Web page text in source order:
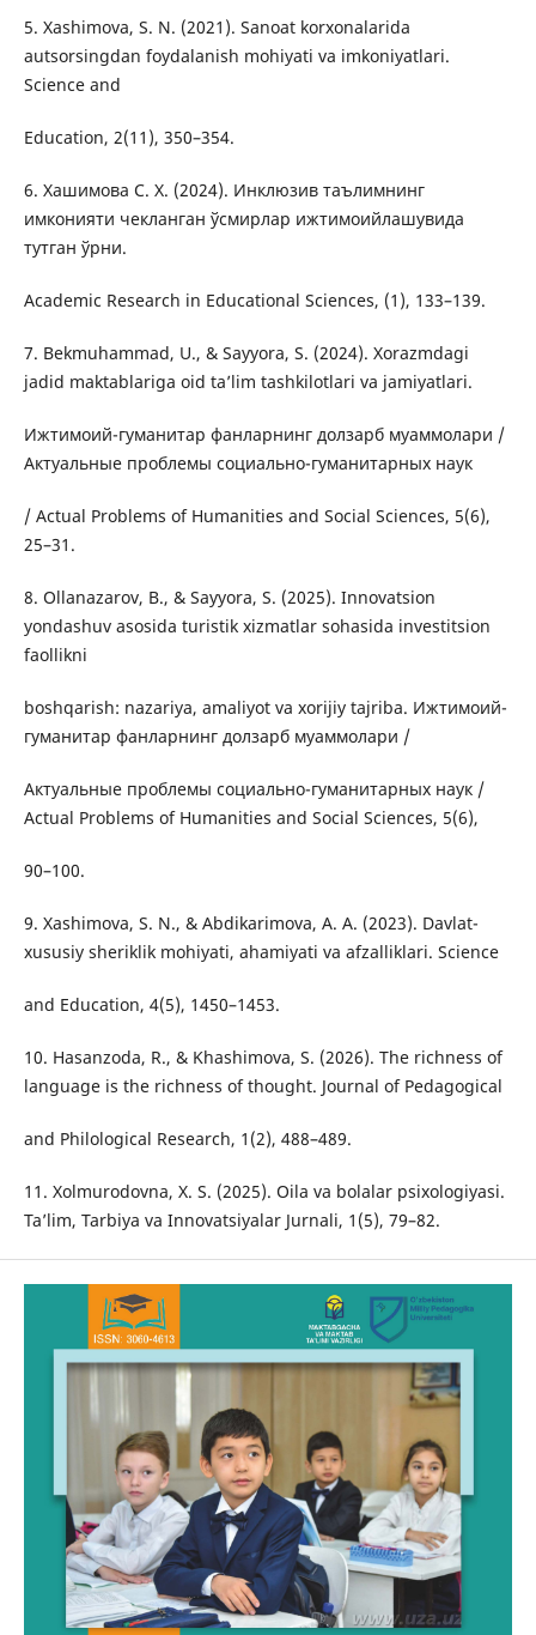
5. Xashimova, S. N. (2021). Sanoat korxonalarida
autsorsingdan foydalanish mohiyati va imkoniyatlari.
Science and
Education, 2(11), 350–354.
6. Хашимова С. Х. (2024). Инклюзив таълимнинг
имконияти чекланган ўсмирлар ижтимоийлашувида
тутган ўрни.
Academic Research in Educational Sciences, (1), 133–139.
7. Bekmuhammad, U., & Sayyora, S. (2024). Xorazmdagi
jadid maktablariga oid taʼlim tashkilotlari va jamiyatlari.
Ижтимоий-гуманитар фанларнинг долзарб муаммолари /
Актуальные проблемы социально-гуманитарных наук
/ Actual Problems of Humanities and Social Sciences, 5(6),
25–31.
8. Ollanazarov, B., & Sayyora, S. (2025). Innovatsion
yondashuv asosida turistik xizmatlar sohasida investitsion
faollikni
boshqarish: nazariya, amaliyot va xorijiy tajriba. Ижтимоий-
гуманитар фанларнинг долзарб муаммолари /
Актуальные проблемы социально-гуманитарных наук /
Actual Problems of Humanities and Social Sciences, 5(6),
90–100.
9. Xashimova, S. N., & Abdikarimova, A. A. (2023). Davlat-
xususiy sheriklik mohiyati, ahamiyati va afzalliklari. Science
and Education, 4(5), 1450–1453.
10. Hasanzoda, R., & Khashimova, S. (2026). The richness of
language is the richness of thought. Journal of Pedagogical
and Philological Research, 1(2), 488–489.
11. Xolmurodovna, X. S. (2025). Oila va bolalar psixologiyasi.
Ta’lim, Tarbiya va Innovatsiyalar Jurnali, 1(5), 79–82.